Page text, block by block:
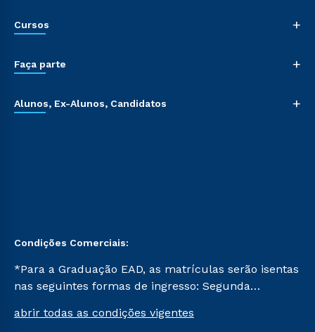
Cursos +
Faça parte +
Alunos, Ex-Alunos, Candidatos +
Condições Comerciais:
*Para a Graduação EAD, as matrículas serão isentas
nas seguintes formas de ingresso: Segunda
Já para as demais, a taxa de matrícula será de R$
abrir todas as condições vigentes